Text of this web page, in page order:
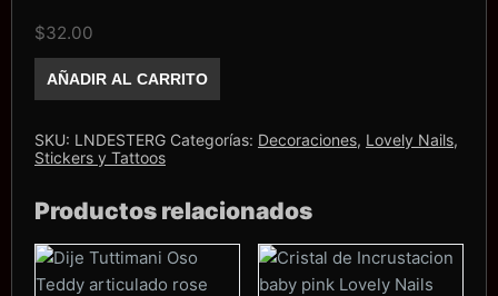
$32.00
Lovely
Nails
Rose
Gold
cantidad
AÑADIR AL CARRITO
SKU: LNDESTERG Categorías: Decoraciones, Lovely Nails,
Stickers y Tattoos
Productos relacionados